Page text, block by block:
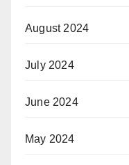
August 2024
July 2024
June 2024
May 2024